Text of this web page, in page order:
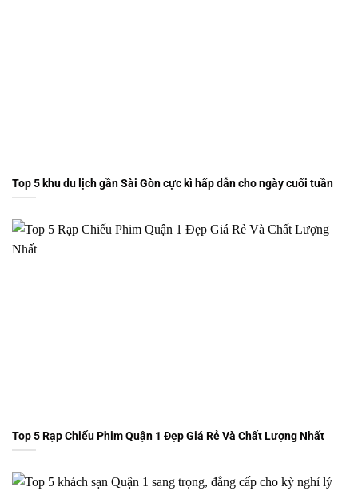
Top 5 khu du lịch gần Sài Gòn cực kì hấp dẫn cho ngày cuối tuần
Top 5 Rạp Chiếu Phim Quận 1 Đẹp Giá Rẻ Và Chất Lượng Nhất